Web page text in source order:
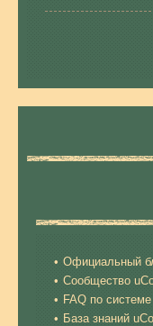
Официальный
Сообщество
FAQ по системе
База знаний